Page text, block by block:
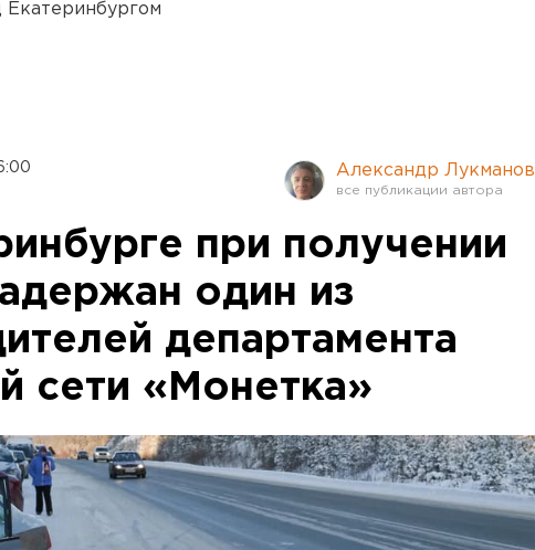
Александр Лукманов
при получении
один из
департамента
сети «Монетка»